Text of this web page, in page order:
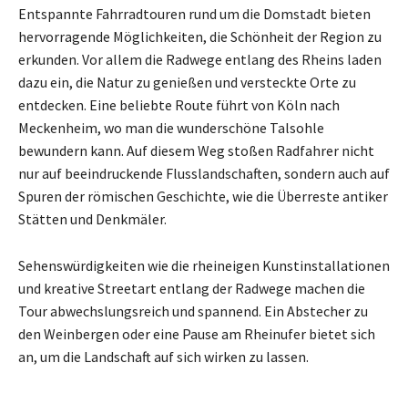
Entspannte Fahrradtouren rund um die Domstadt bieten
hervorragende Möglichkeiten, die Schönheit der Region zu
erkunden. Vor allem die Radwege entlang des Rheins laden
dazu ein, die Natur zu genießen und versteckte Orte zu
entdecken. Eine beliebte Route führt von Köln nach
Meckenheim, wo man die wunderschöne Talsohle
bewundern kann. Auf diesem Weg stoßen Radfahrer nicht
nur auf beeindruckende Flusslandschaften, sondern auch auf
Spuren der römischen Geschichte, wie die Überreste antiker
Stätten und Denkmäler.
Sehenswürdigkeiten wie die rheineigen Kunstinstallationen
und kreative Streetart entlang der Radwege machen die
Tour abwechslungsreich und spannend. Ein Abstecher zu
den Weinbergen oder eine Pause am Rheinufer bietet sich
an, um die Landschaft auf sich wirken zu lassen.